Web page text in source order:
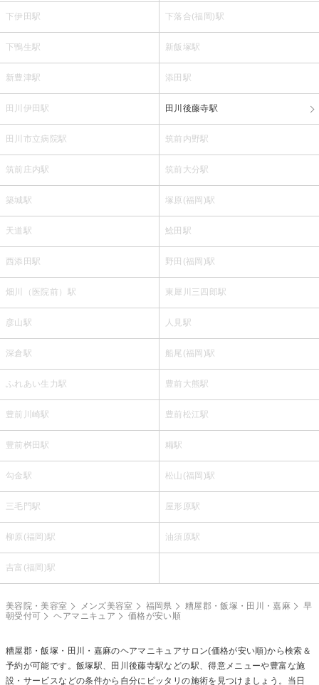
下伊田駅 下落合(福岡)駅
下鴨生駅 新飯塚駅
新豊津駅 添田駅
田川伊田駅 田川後藤寺駅
田川市立病院駅 筑前内野駅
筑前庄内駅 筑前大分駅
築城駅 塚原(福岡)駅
天道駅 鯰田駅
西添田駅 野田(福岡)駅
畑川（医院前）駅 東犀川三四郎駅
彦山駅 人見駅
深倉駅 船尾(福岡)駅
ふれあい生力駅 豊前大熊駅
豊前川崎駅 豊前松江駅
豊前桝田駅 糒駅
勾金駅 松山(福岡)駅
三毛門駅 屋形原駅
柳原(福岡)駅 油須原駅
吉富(福岡)駅
美容院・美容室 メンズ美容室 福岡県 糟屋郡・飯塚・田川・嘉麻
早
朝受付可
ヘアマニキュア 価格が安い順
糟屋郡・飯塚・田川・嘉麻のヘアマニキュアサロン(価格が安い順)から検索＆
予約が可能です。飯塚駅、田川後藤寺駅などの駅、得意メニューや豊富な施
設・サービスなどの条件から自分にピッタリの施術を見つけましょう。当日